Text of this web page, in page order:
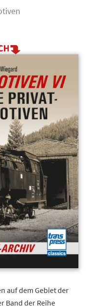
auf dem Gebiet der
Band der Reihe